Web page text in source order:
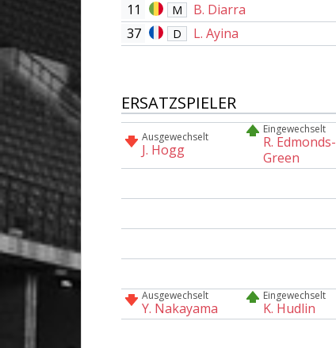
11
M
B. Diarra
37
D L. Ayina
ERSATZSPIELER
Ausgewechselt
J. Hogg
Eingewechselt
R. Edmonds-
Green
Ausgewechselt
Y. Nakayama
Eingewechselt
K. Hudlin